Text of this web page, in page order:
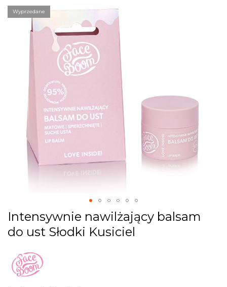
the
end
Wyprzedane
Skip
to
the
the
images
Intensywnie nawilżający balsam
do ust Słodki Kusiciel